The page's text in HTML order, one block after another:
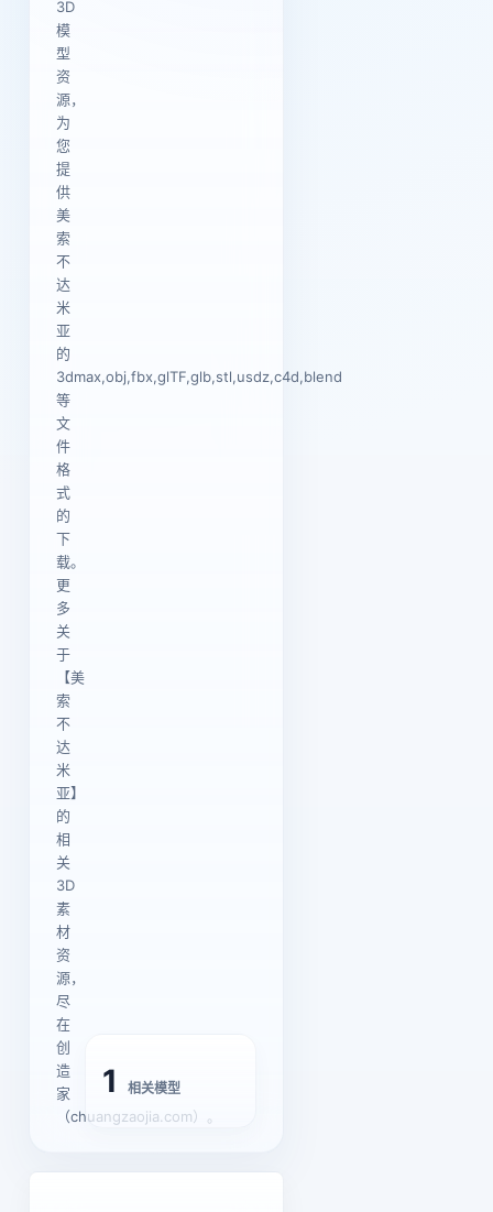
3D
模
型
资
源，
为
您
提
供
美
索
不
达
米
亚
的
3dmax,obj,fbx,glTF,glb,stl,usdz,c4d,blend
等
文
件
格
式
的
下
载。
更
多
关
于
【美
索
不
达
米
亚】
的
相
关
3D
素
材
资
源，
尽
在
创
造
家
（chuangzaojia.com）。
1 相关模型